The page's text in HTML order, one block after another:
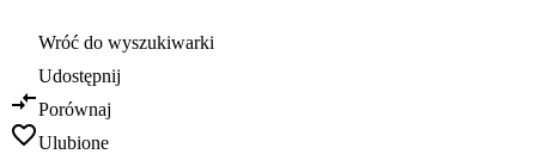
Wróć do wyszukiwarki
Udostępnij
Porównaj
Ulubione